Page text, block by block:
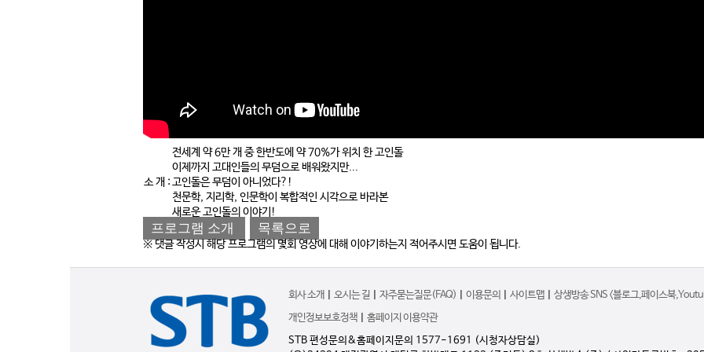
소 개 :
전세계 약 6만 개 중 한반도에 약 70%가 위치 한 고인돌
이제까지 고대인들의 무덤으로 배워왔지만...
고인돌은 무덤이 아니었다?!
천문학, 지리학, 인문학이 복합적인 시각으로 바라본
새로운 고인돌의 이야기!
프로그램 소개 목록으로
※ 댓글 작성시 해당 프로그램의 몇회 영상에 대해 이야기하는지 적어주시면 도움이 됩니다.
회사 소개 오시는 길 자주묻는질문(FAQ) 이용문의 사이트맵
상생방송 SNS <블로그,페이스북
개인정보보호정책
홈페이지 이용약관
STB 편성문의&홈페이지문의 1577-1691 (시청자상담실)